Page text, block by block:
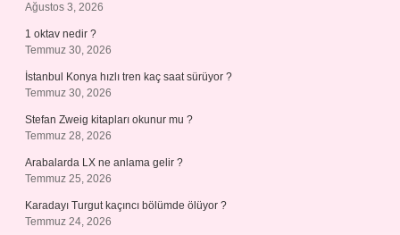
Ağustos 3, 2026
1 oktav nedir ?
Temmuz 30, 2026
İstanbul Konya hızlı tren kaç saat sürüyor ?
Temmuz 30, 2026
Stefan Zweig kitapları okunur mu ?
Temmuz 28, 2026
Arabalarda LX ne anlama gelir ?
Temmuz 25, 2026
Karadayı Turgut kaçıncı bölümde ölüyor ?
Temmuz 24, 2026